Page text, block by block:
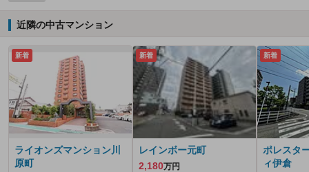
近隣の中古マンション
新着
ライオンズマンション川
原町
新着
レインボー元町
2,180万円
新着
ポレスタ
ィ伊倉